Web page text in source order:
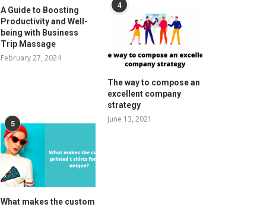
A Guide to Boosting
Productivity and Well-
being with Business
Trip Massage
February 27, 2024
4
The way to compose an
excellent company
strategy
June 13, 2021
5
What makes the custom